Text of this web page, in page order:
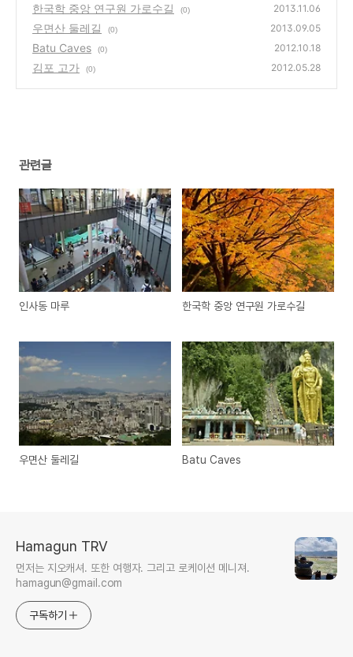
한국학 중앙 연구원 가로수길 (0) 2013.11.06
우면산 둘레길 (0) 2013.09.05
Batu Caves (0) 2012.10.18
김포 고가 (0) 2012.05.28
관련글
인사동 마루 한국학 중앙 연구원 가로수길
우면산 둘레길 Batu Caves
Hamagun TRV
먼저는 지오캐셔. 또한 여행자. 그리고 로케이션 메니져.
hamagun@gmail.com
구독하기